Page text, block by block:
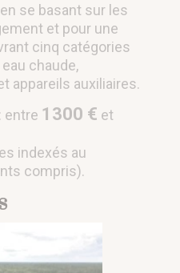
se basant sur les
et pour une
cinq catégories
chaude,
appareils auxiliaires.
entre 1300 € et
indexés au
compris).